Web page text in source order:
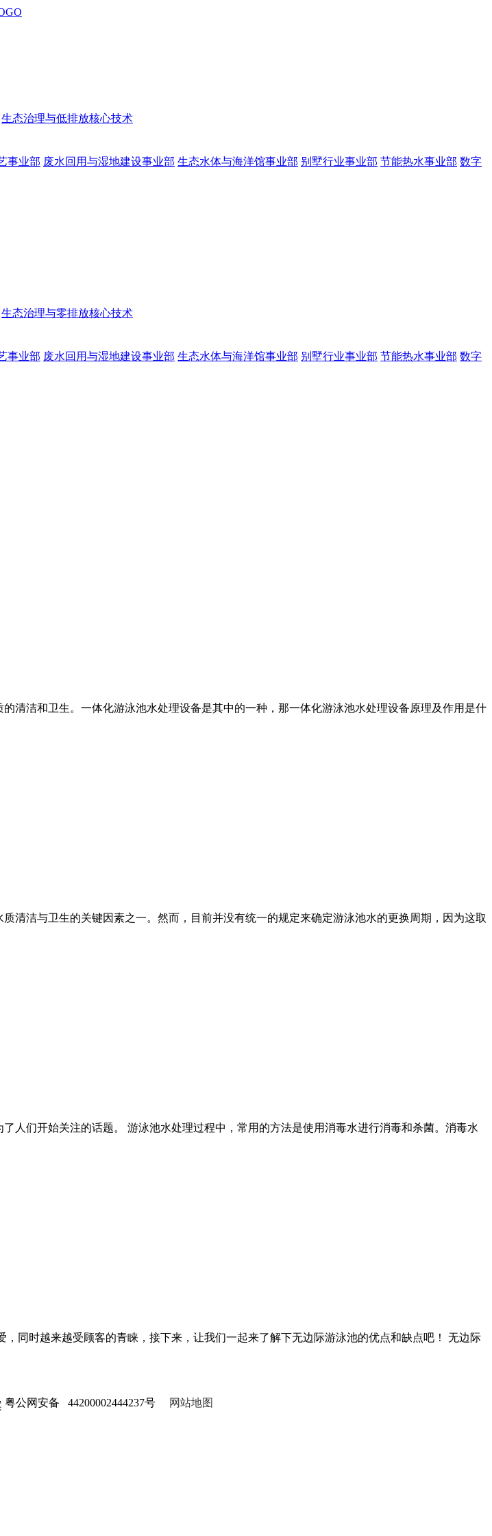
生态治理与低排放核心技术
事业部 废水回用与湿地建设事业部 生态水体与海洋馆事业部 别墅行业事业部 节能热水事业部 数字
生态治理与零排放核心技术
事业部 废水回用与湿地建设事业部 生态水体与海洋馆事业部 别墅行业事业部 节能热水事业部 数字
清洁和卫生。一体化游泳池水处理设备是其中的一种，那一体化游泳池水处理设备原理及作用是什
清洁与卫生的关键因素之一。然而，目前并没有统一的规定来确定游泳池水的更换周期，因为这取
人们开始关注的话题。 游泳池水处理过程中，常用的方法是使用消毒水进行消毒和杀菌。消毒水
同时越来越受顾客的青睐，接下来，让我们一起来了解下无边际游泳池的优点和缺点吧！ 无边际
粤公网安备 44200002444237号 网站地图